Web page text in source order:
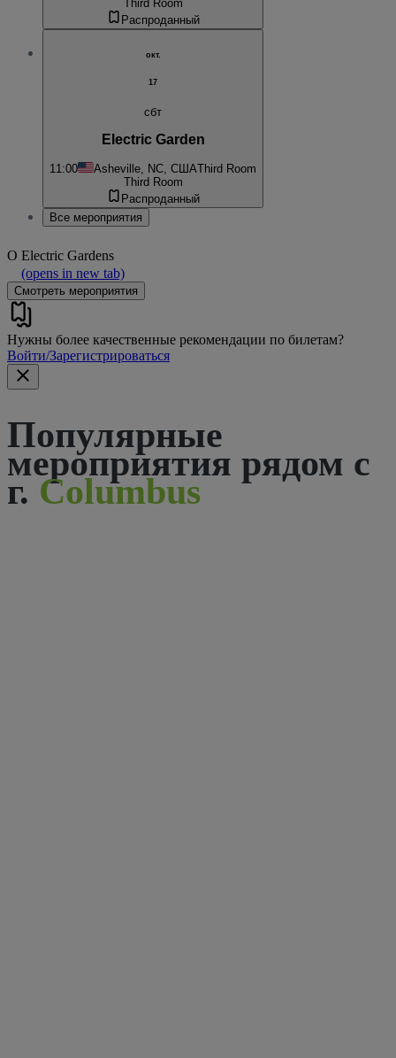
Third Room
Распроданный
окт.
17
сбт
Electric Garden
11:00 Asheville, NC, СШАThird Room
Third Room
Распроданный
Все мероприятия
О Electric Gardens
(opens in new tab)
Смотреть мероприятия
Нужны более качественные рекомендации по билетам?
Войти/Зарегистрироваться
Популярные
мероприятия рядом с
г. Columbus